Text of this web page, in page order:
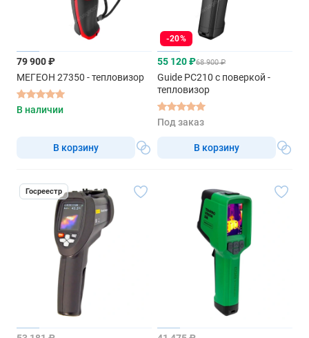
79 900 ₽
МЕГЕОН 27350 - тепловизор
В наличии
В корзину
-20%
55 120 ₽68 900 ₽
Guide PC210 с поверкой -
тепловизор
Под заказ
В корзину
Госреестр